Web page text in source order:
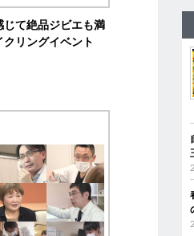
じて絶品ジビエも満
リングイベント